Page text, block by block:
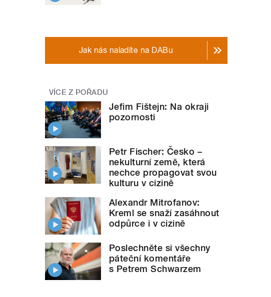
Jak nás naladíte na DABu
VÍCE Z POŘADU
Jefim Fištejn: Na okraji
pozornosti
Petr Fischer: Česko –
nekulturní země, která
nechce propagovat svou
kulturu v cizině
Alexandr Mitrofanov:
Kreml se snaží zasáhnout
odpůrce i v cizině
Poslechněte si všechny
páteční komentáře
s Petrem Schwarzem